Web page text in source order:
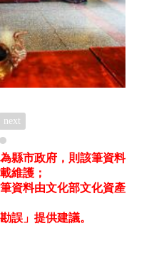
next
縣市政府，則該筆資料
維護；
資料由文化部文化資產
誤」提供建議。